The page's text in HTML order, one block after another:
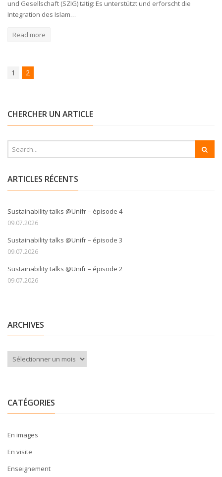
und Gesellschaft (SZIG) tätig: Es unterstützt und erforscht die
Integration des Islam…
Read more
1 2
CHERCHER UN ARTICLE
ARTICLES RÉCENTS
Sustainability talks @Unifr – épisode 4
09.07.2026
Sustainability talks @Unifr – épisode 3
09.07.2026
Sustainability talks @Unifr – épisode 2
09.07.2026
ARCHIVES
Archives
CATÉGORIES
En images
En visite
Enseignement